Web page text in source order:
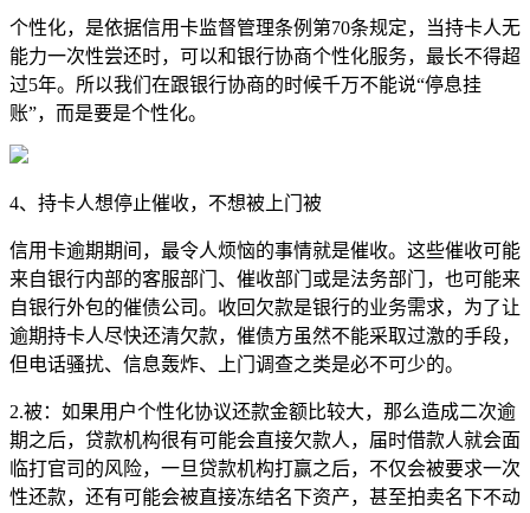
个性化，是依据信用卡监督管理条例第70条规定，当持卡人无
能力一次性尝还时，可以和银行协商个性化服务，最长不得超
过5年。所以我们在跟银行协商的时候千万不能说“停息挂
账”，而是要是个性化。
4、持卡人想停止催收，不想被上门被
信用卡逾期期间，最令人烦恼的事情就是催收。这些催收可能
来自银行内部的客服部门、催收部门或是法务部门，也可能来
自银行外包的催债公司。收回欠款是银行的业务需求，为了让
逾期持卡人尽快还清欠款，催债方虽然不能采取过激的手段，
但电话骚扰、信息轰炸、上门调查之类是必不可少的。
2.被：如果用户个性化协议还款金额比较大，那么造成二次逾
期之后，贷款机构很有可能会直接欠款人，届时借款人就会面
临打官司的风险，一旦贷款机构打赢之后，不仅会被要求一次
性还款，还有可能会被直接冻结名下资产，甚至拍卖名下不动